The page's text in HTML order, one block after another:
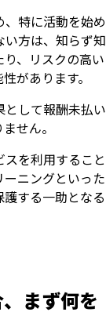
特に活動を始め
方は、知らず知
、リスクの高い
があります。
して報酬未払い
せん。
を利用すること
ニングといった
する一助となる
まず何を